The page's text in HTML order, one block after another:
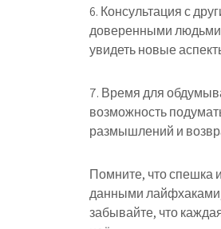
6. Консультация с
доверенными людьми.
увидеть новые
7. Время для
возможность
размышлений и
Помните, что спешка
данными
забывайте, что